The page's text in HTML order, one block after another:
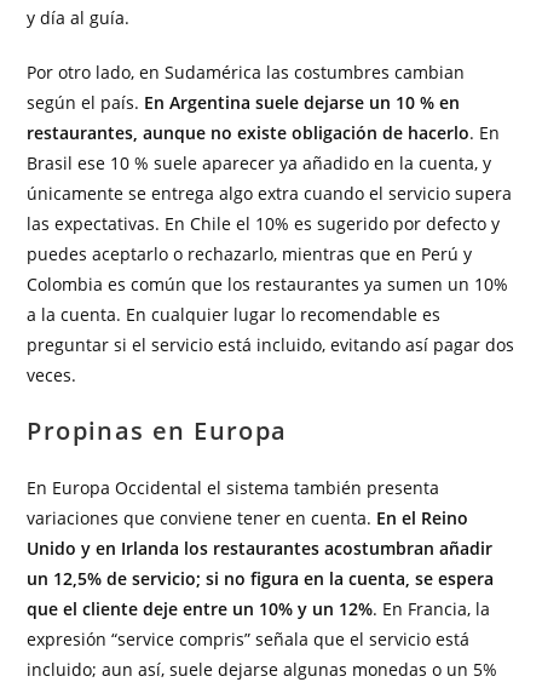
y día al guía.
Por otro lado, en Sudamérica las costumbres cambian
según el país. En Argentina suele dejarse un 10 % en
restaurantes, aunque no existe obligación de hacerlo. En
Brasil ese 10 % suele aparecer ya añadido en la cuenta, y
únicamente se entrega algo extra cuando el servicio supera
las expectativas. En Chile el 10% es sugerido por defecto y
puedes aceptarlo o rechazarlo, mientras que en Perú y
Colombia es común que los restaurantes ya sumen un 10%
a la cuenta. En cualquier lugar lo recomendable es
preguntar si el servicio está incluido, evitando así pagar dos
veces.
Propinas en Europa
En Europa Occidental el sistema también presenta
variaciones que conviene tener en cuenta. En el Reino
Unido y en Irlanda los restaurantes acostumbran añadir
un 12,5% de servicio; si no figura en la cuenta, se espera
que el cliente deje entre un 10% y un 12%. En Francia, la
expresión “service compris” señala que el servicio está
incluido; aun así, suele dejarse algunas monedas o un 5%